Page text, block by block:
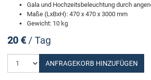
Gala und Hochzeitsbeleuchtung durch
Maße (LxBxH): 470 x 470 x 3000 mm
Gewicht: 10 kg
20 €/ Tag
wählen
ANFRAGEKORB HINZUFÜGEN